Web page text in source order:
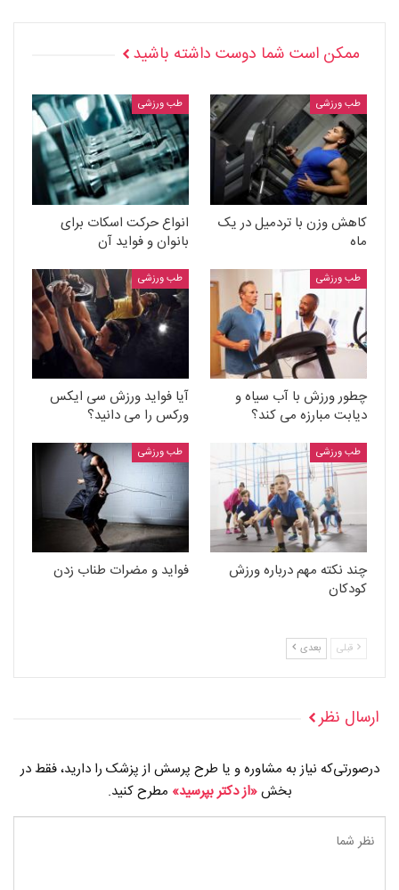
ممکن است شما دوست داشته باشید
طب ورزشی
کاهش وزن با تردمیل در یک
ماه
طب ورزشی
انواع حرکت اسکات برای
بانوان و فواید آن
طب ورزشی
چطور ورزش با آب سیاه و
دیابت مبارزه می کند؟
طب ورزشی
آیا فواید ورزش سی ایکس
ورکس را می دانید؟
طب ورزشی
چند نکته مهم درباره ورزش
کودکان
طب ورزشی
فواید و مضرات طناب زدن
قبلی بعدی
ارسال نظر
درصورتی‌که نیاز به مشاوره و یا طرح پرسش از پزشک را دارید، فقط در
بخش«از دکتر بپرسید» مطرح کنید.